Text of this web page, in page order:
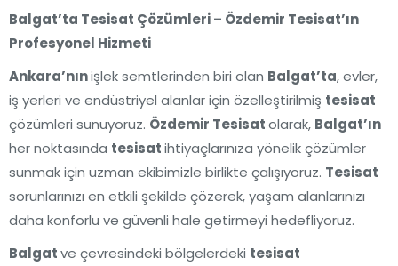
Balgat’ta Tesisat Çözümleri – Özdemir Tesisat’ın
Profesyonel Hizmeti
Ankara’nınişlek semtlerinden biri olan Balgat’ta, evler,
iş yerleri ve endüstriyel alanlar için özelleştirilmiş tesisat
çözümleri sunuyoruz. Özdemir Tesisatolarak, Balgat’ın
her noktasında tesisatihtiyaçlarınıza yönelik çözümler
sunmak için uzman ekibimizle birlikte çalışıyoruz. Tesisat
sorunlarınızı en etkili şekilde çözerek, yaşam alanlarınızı
daha konforlu ve güvenli hale getirmeyi hedefliyoruz.
Balgatve çevresindeki bölgelerdeki tesisat